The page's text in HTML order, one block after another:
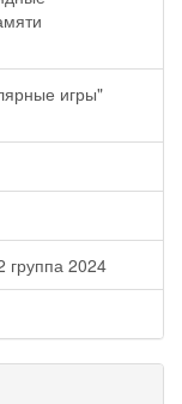
игры"
группа 2024